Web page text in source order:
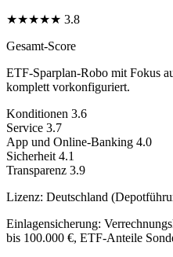
★★★★★ 3.8
Gesamt-Score
ETF-Sparplan-Robo mit Fokus
komplett vorkonfiguriert.
Konditionen 3.6
Service 3.7
App und Online-Banking 4.0
Sicherheit 4.1
Transparenz 3.9
Lizenz: Deutschland
Einlagensicherung:
bis 100.000 €, ETF-Anteile